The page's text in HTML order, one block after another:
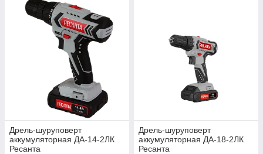
Дрель-шуруповерт
аккумуляторная ДА-14-2ЛК
Ресанта
Дрель-шуруповерт
аккумуляторная ДА-18-2ЛК
Ресанта